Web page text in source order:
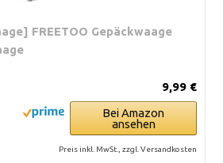
FREETOO Gepäckwaage
9,99 €
Bei Amazon
ansehen
Preis inkl. MwSt., zzgl. Versandkosten